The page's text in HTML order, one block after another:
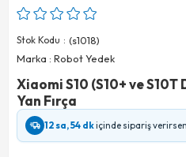
Stok Kodu
(s1018)
Marka : Robot Yedek
Xiaomi S10 (S10+ ve
Yan Fırça
12 sa, 54 dkiçinde sipariş verirsen